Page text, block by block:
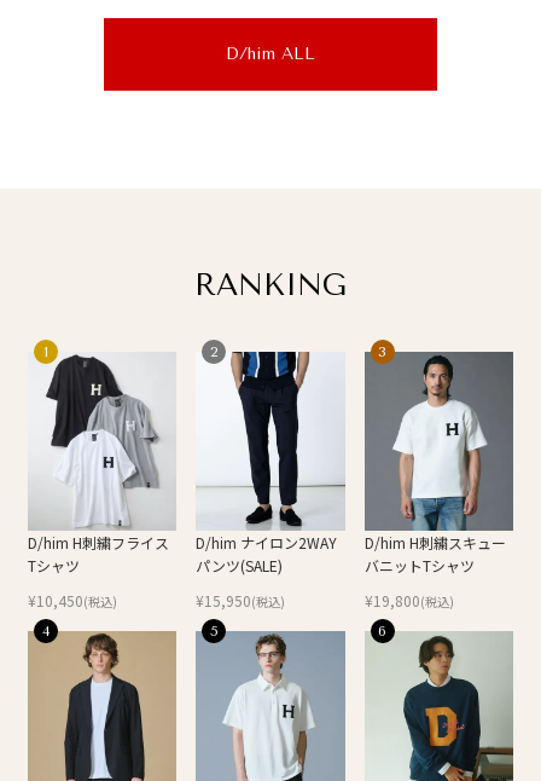
D/him ALL
RANKING
1
D/him H刺繍フライス
Tシャツ
¥10,450(税込)
2
D/him ナイロン2WAY
パンツ(SALE)
¥15,950(税込)
3
D/him H刺繍スキュー
バニットTシャツ
¥19,800(税込)
4 5 6